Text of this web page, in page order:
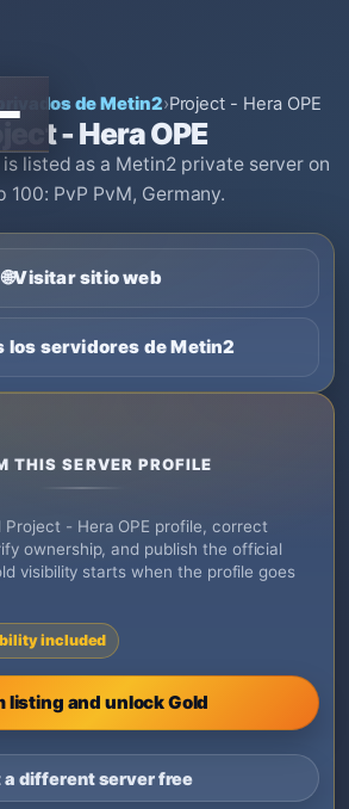
de Metin2›Project - Hera OPE
- Hera OPE
listed as a Metin2 private server on
100: PvP PvM, Germany.
🌐Visitar sitio web
los servidores de Metin2
THIS SERVER PROFILE
Project - Hera OPE profile, correct
ownership, and publish the official
visibility starts when the profile goes
included
listing and unlock Gold
a different server free